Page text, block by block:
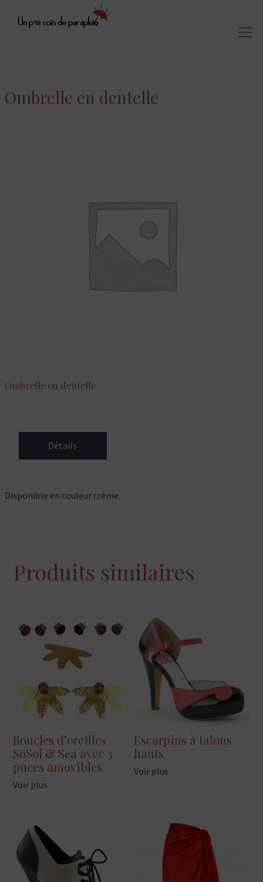
Ombrelle en dentelle
Ombrelle en dentelle
Détails
Disponible en couleur crème.
Produits similaires
Boucles d’oreilles
SoSol & Sea avec 3
puces amovibles
Voir plus
Escarpins à talons
hauts
Voir plus